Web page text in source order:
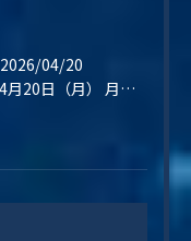
2026/04/20
🌌4月20日（月） 月曜日は、“整えてから始める”という選択を🌿